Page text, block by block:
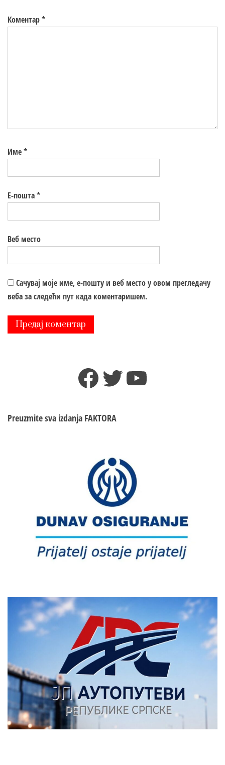
Коментар*
Име*
Е-пошта*
Веб место
Сачувај моје име, е-пошту и веб место у овом прегледачу
веба за следећи пут када коментаришем.
Facebook
TwitterYouTube
Preuzmite sva izdanja FAKTORA